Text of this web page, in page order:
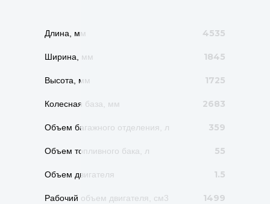
Длина, мм
Ширина, мм
Высота, мм
Колесная база, мм
Объем багажного отделения, л
Объем топливного бака, л
Объем двигателя
Рабочий объем двигателя, см3
4535
1845
1725
2683
359
55
1.5
1499